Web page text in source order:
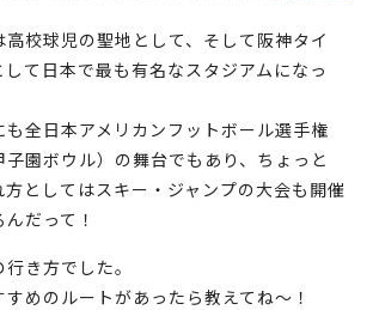
校球児の聖地として、そして阪神タイ
て日本で最も有名なスタジアムになっ
も全日本アメリカンフットボール選手権
園ボウル）の舞台でもあり、ちょっと
としてはスキー・ジャンプの大会も開催
だって！
き方でした。
めのルートがあったら教えてね～！